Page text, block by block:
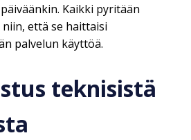
Kaikki pyritään
että se haittaisi
palvelun käyttöä.
teknisistä